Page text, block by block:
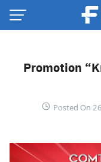
Skip
Promotion
Posted On